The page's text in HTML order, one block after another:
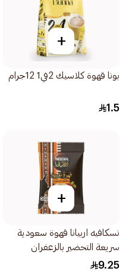
+
بونا قهوة كلاسيك 2في1 12جرام
1.5
+
نسكافيه اربيانا قهوة سعودية
سريعة التحضير بالزعفران
30جرام
9.25